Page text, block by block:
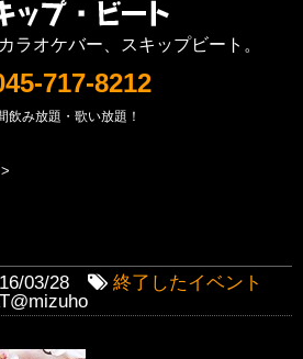
ラオケバー、スキップビート。
717-8212
飲み放題・歌い放題！
>
03/28
終了したイベント